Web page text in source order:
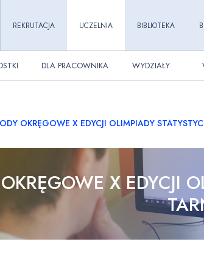
REKRUTACJA UCZELNIA BIBLIOTEKA
DLA PRACOWNIKA WYDZIAŁY
OKRĘGOWE X EDYCJI OLIMPIADY
X EDYCJI